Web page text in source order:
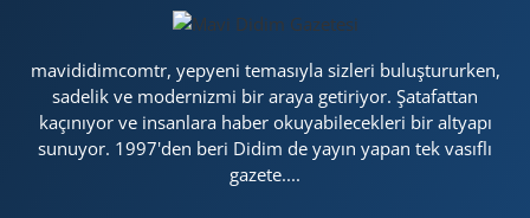
mavididimcomtr, yepyeni temasıyla sizleri buluştururken,
sadelik ve modernizmi bir araya getiriyor. Şatafattan
kaçınıyor ve insanlara haber okuyabilecekleri bir altyapı
sunuyor. 1997'den beri Didim de yayın yapan tek vasıflı
gazete....